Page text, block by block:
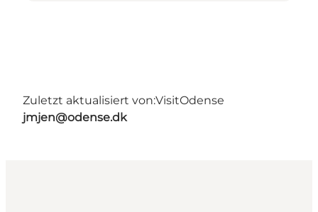
Zuletzt aktualisiert von:VisitOdense
jmjen@odense.dk